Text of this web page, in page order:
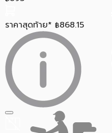
ราคาสุดท้าย* ฿868.15